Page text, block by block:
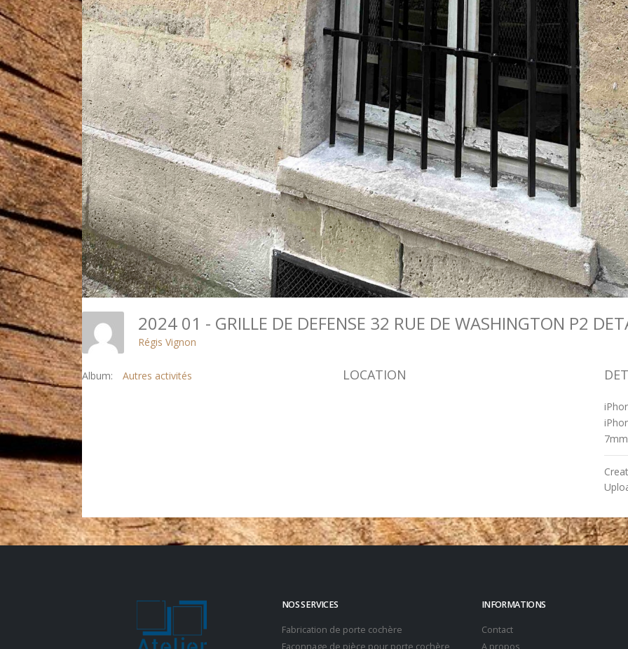
2024 01 - GRILLE DE DEFENSE 32 RUE DE WASHINGTON P2
Régis Vignon
Album: Autres activités LOCATION
7mm
NOS SERVICES
Fabrication de porte cochère
Façonnage de pièce pour porte cochère
INFORMATIONS
Contact
A propos